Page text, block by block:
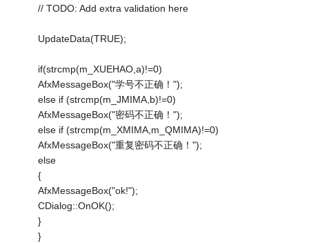
// TODO: Add extra validation here
UpdateData(TRUE);
if(strcmp(m_XUEHAO,a)!=0)
AfxMessageBox("学号不正确！");
else if (strcmp(m_JMIMA,b)!=0)
AfxMessageBox("密码不正确！");
else if (strcmp(m_XMIMA,m_QMIMA)!=0)
AfxMessageBox("重复密码不正确！");
else
{
AfxMessageBox("ok!");
CDialog::OnOK();
}
}